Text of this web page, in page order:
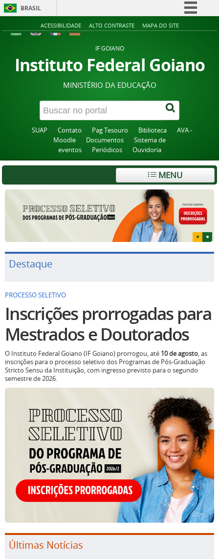
BRASIL
Simplifique!
Acesso à informação
Legislação
Canais
ACESSIBILIDADE ALTO CONTRASTE MAPA DO SITE
IF GOIANO
Instituto Federal Goiano
MINISTÉRIO DA EDUCAÇÃO
SUAP Contato Pag Tesouro Biblioteca
AVA -
Moodle
Documentos
Sistema de
eventos
Periódicos Ouvidoria
MENU
Destaque
PROCESSO SELETIVO
Inscrições prorrogadas para
Mestrados e Doutorados
O Instituto Federal Goiano (IF Goiano) prorrogou, até 10 de agosto, as
inscrições para o processo seletivo dos Programas de Pós-Graduação
Stricto Sensu da Instituição, com ingresso previsto para o segundo
semestre de 2026.
Últimas Notícias